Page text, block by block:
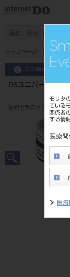
モリタ
ている
関係者
する情
医療
≫ 医
トップページ DSユ
この商品に関する
DSユニバーサルス
歯科セラミックス用着色